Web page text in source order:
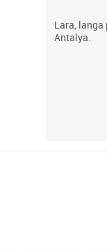
Lara, langa
Antalya.